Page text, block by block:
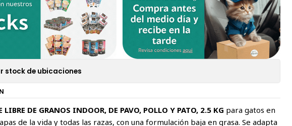
stock de ubicaciones
LIBRE DE GRANOS INDOOR, DE PAVO, POLLO Y PATO, 2.5 KG para gatos en
de la vida y todas las razas, con una formulación baja en grasa. Se adapta